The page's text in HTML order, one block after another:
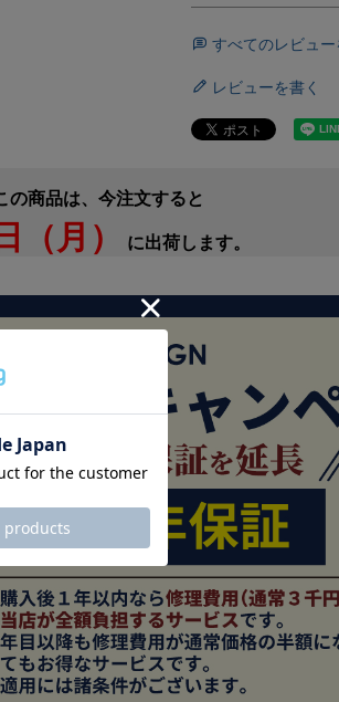
すべてのレビュー
レビューを書く